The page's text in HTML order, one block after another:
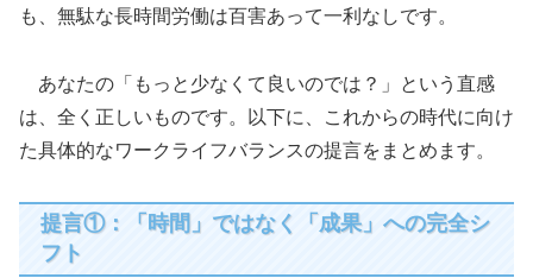
も、無駄な長時間労働は百害あって一利なしです。
あなたの「もっと少なくて良いのでは？」という直感
は、全く正しいものです。以下に、これからの時代に向け
た具体的なワークライフバランスの提言をまとめます。
提言①：「時間」ではなく「成果」への完全シ
フト